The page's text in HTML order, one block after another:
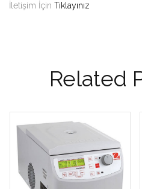
İletişim İçin Tıklayınız
Related